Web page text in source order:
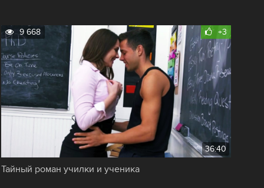
+3
9 668
36:40
Тайный роман училки и ученика